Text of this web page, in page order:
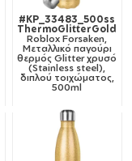
#KP_33483_500ss
ThermoGlitterGold
Roblox Forsaken,
Μεταλλικό παγούρι
θερμός Glitter χρυσό
(Stainless steel),
διπλού τοιχώματος,
500ml